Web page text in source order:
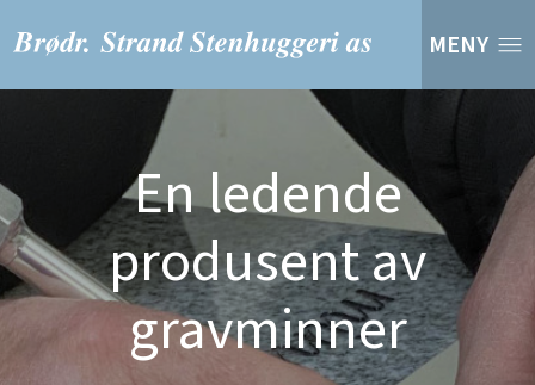
MENY
En ledende
produsent av
gravminner